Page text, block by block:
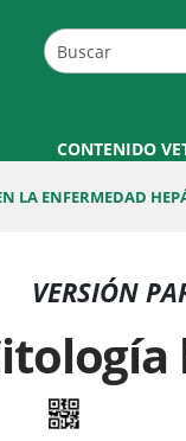
CONTENIDO
LA ENFERMEDAD
VERSIÓN